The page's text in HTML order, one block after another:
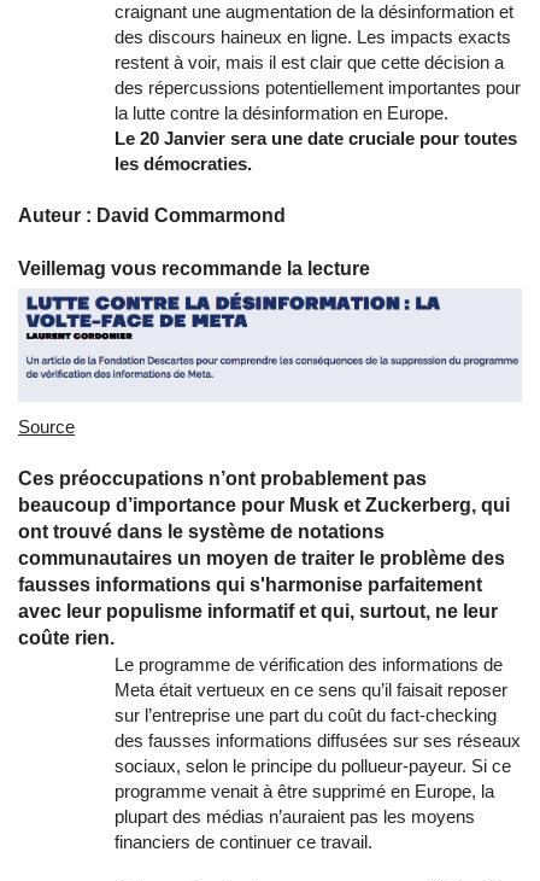
craignant une augmentation de la désinformation et
des discours haineux en ligne. Les impacts exacts
restent à voir, mais il est clair que cette décision a
des répercussions potentiellement importantes pour
la lutte contre la désinformation en Europe.
Le 20 Janvier sera une date cruciale pour toutes
les démocraties.
Auteur : David Commarmond
Veillemag vous recommande la lecture
Source
Ces préoccupations n’ont probablement pas
beaucoup d’importance pour Musk et Zuckerberg, qui
ont trouvé dans le système de notations
communautaires un moyen de traiter le problème des
fausses informations qui s'harmonise parfaitement
avec leur populisme informatif et qui, surtout, ne leur
coûte rien.
Le programme de vérification des informations de
Meta était vertueux en ce sens qu’il faisait reposer
sur l’entreprise une part du coût du fact-checking
des fausses informations diffusées sur ses réseaux
sociaux, selon le principe du pollueur-payeur. Si ce
programme venait à être supprimé en Europe, la
plupart des médias n’auraient pas les moyens
financiers de continuer ce travail.